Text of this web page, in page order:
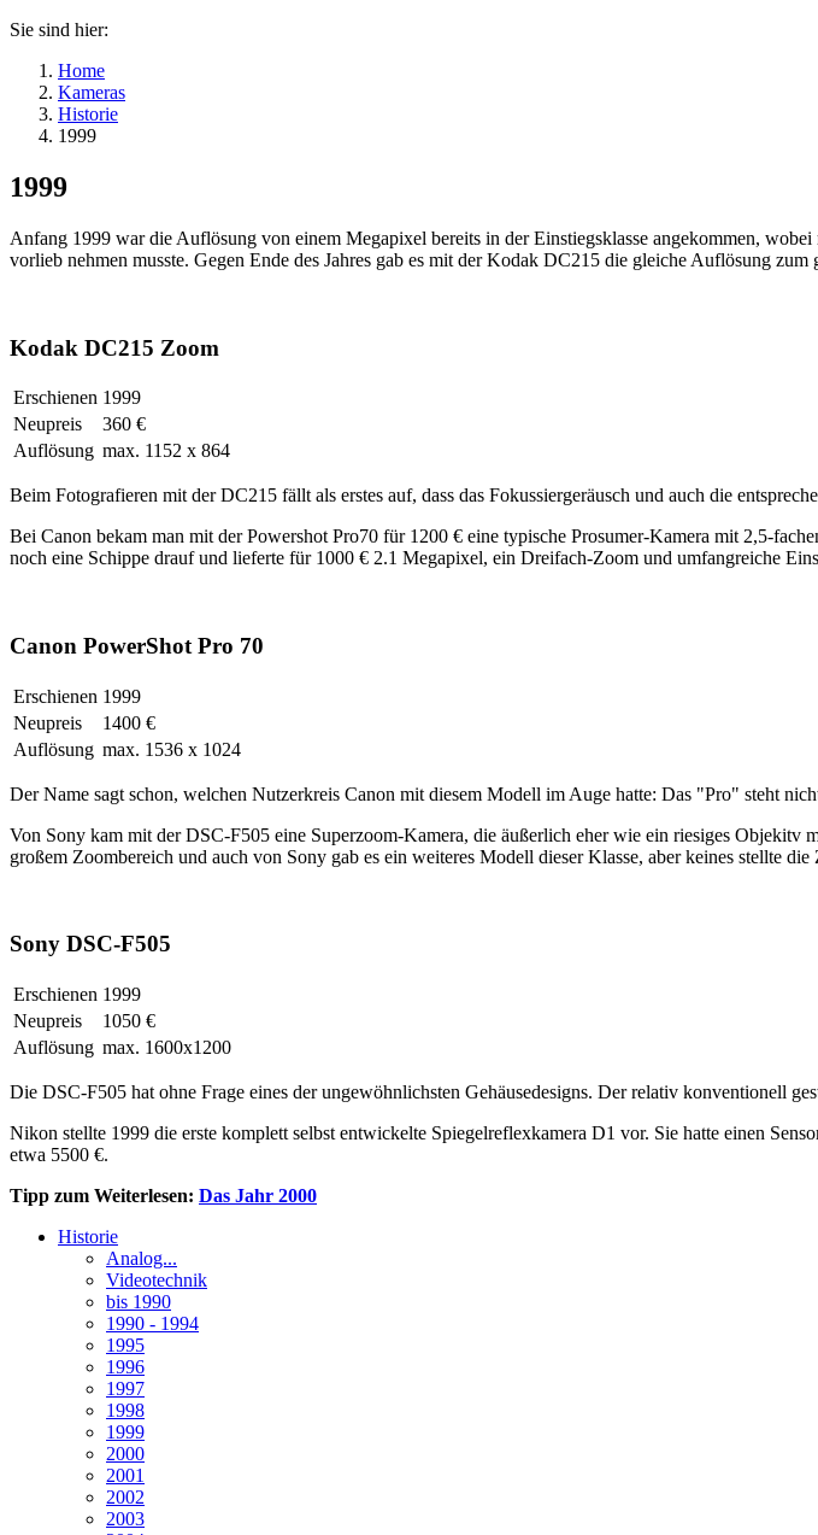
Sie sind hier:
Home
Kameras
Historie
1999
1999
Anfang 1999 war die Auflösung von einem Megapixel bereits in der Einstiegsklasse angekommen,
vorlieb nehmen musste. Gegen Ende des Jahres gab es mit der Kodak DC215 die gleiche Auflösung
Kodak DC215 Zoom
Erschienen 1999
Neupreis
360 €
Auflösung max. 1152 x 864
Beim Fotografieren mit der DC215 fällt als erstes auf, dass das Fokussiergeräusch und auch die
Bei Canon bekam man mit der Powershot Pro70 für 1200 € eine typische Prosumer-Kamera mit 2,5-
noch eine Schippe drauf und lieferte für 1000 € 2.1 Megapixel, ein Dreifach-Zoom und umfangreiche
Canon PowerShot Pro 70
Erschienen 1999
Neupreis
1400 €
Auflösung max. 1536 x 1024
Der Name sagt schon, welchen Nutzerkreis Canon mit diesem Modell im Auge hatte: Das "Pro" steht
Von Sony kam mit der DSC-F505 eine Superzoom-Kamera, die äußerlich eher wie ein riesiges
großem Zoombereich und auch von Sony gab es ein weiteres Modell dieser Klasse, aber keines stellte
Sony DSC-F505
Erschienen 1999
Neupreis
1050 €
Auflösung max. 1600x1200
Die DSC-F505 hat ohne Frage eines der ungewöhnlichsten Gehäusedesigns. Der relativ konventionell
Nikon stellte 1999 die erste komplett selbst entwickelte Spiegelreflexkamera D1 vor. Sie hatte einen
etwa 5500 €.
Tipp zum Weiterlesen: Das Jahr 2000
Historie
Analog...
Videotechnik
bis 1990
1990 - 1994
1995
1996
1997
1998
1999
2000
2001
2002
2003